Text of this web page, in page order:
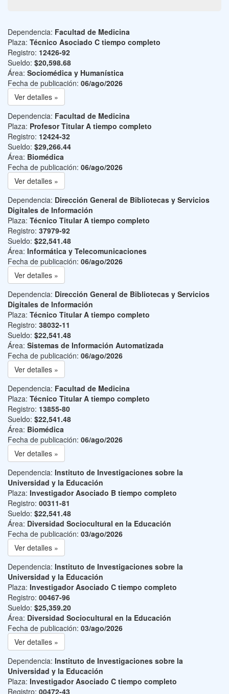
Dependencia: Facultad de Medicina
Plaza: Técnico Asociado C tiempo completo
Registro: 12426-92
Sueldo: $20,598.68
Área: Sociomédica y Humanística
Fecha de publicación: 06/ago/2026
Ver detalles »
Dependencia: Facultad de Medicina
Plaza: Profesor Titular A tiempo completo
Registro: 12424-32
Sueldo: $29,266.44
Área: Biomédica
Fecha de publicación: 06/ago/2026
Ver detalles »
Dependencia: Dirección General de Bibliotecas y Servicios
Digitales de Información
Plaza: Técnico Titular A tiempo completo
Registro: 37979-92
Sueldo: $22,541.48
Área: Informática y Telecomunicaciones
Fecha de publicación: 06/ago/2026
Ver detalles »
Dependencia: Dirección General de Bibliotecas y Servicios
Digitales de Información
Plaza: Técnico Titular A tiempo completo
Registro: 38032-11
Sueldo: $22,541.48
Área: Sistemas de Información Automatizada
Fecha de publicación: 06/ago/2026
Ver detalles »
Dependencia: Facultad de Medicina
Plaza: Técnico Titular A tiempo completo
Registro: 13855-80
Sueldo: $22,541.48
Área: Biomédica
Fecha de publicación: 06/ago/2026
Ver detalles »
Dependencia: Instituto de Investigaciones sobre la
Universidad y la Educación
Plaza: Investigador Asociado B tiempo completo
Registro: 00311-81
Sueldo: $22,541.48
Área: Diversidad Sociocultural en la Educación
Fecha de publicación: 03/ago/2026
Ver detalles »
Dependencia: Instituto de Investigaciones sobre la
Universidad y la Educación
Plaza: Investigador Asociado C tiempo completo
Registro: 00467-96
Sueldo: $25,359.20
Área: Diversidad Sociocultural en la Educación
Fecha de publicación: 03/ago/2026
Ver detalles »
Dependencia: Instituto de Investigaciones sobre la
Universidad y la Educación
Plaza: Investigador Asociado C tiempo completo
Registro: 00472-43